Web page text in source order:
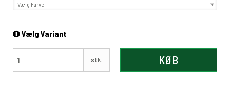
Vælg Farve
Vælg Variant
stk. KØB